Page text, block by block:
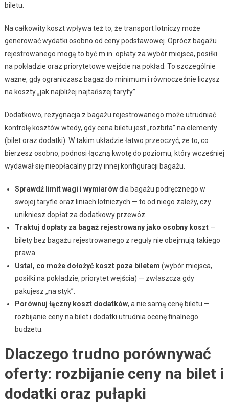
biletu.
Na całkowity koszt wpływa też to, że transport lotniczy może
generować wydatki osobno od ceny podstawowej. Oprócz bagażu
rejestrowanego mogą to być m.in. opłaty za wybór miejsca, posiłki
na pokładzie oraz priorytetowe wejście na pokład. To szczególnie
ważne, gdy ograniczasz bagaż do minimum i równocześnie liczysz
na koszty „jak najbliżej najtańszej taryfy”.
Dodatkowo, rezygnacja z bagażu rejestrowanego może utrudniać
kontrolę kosztów wtedy, gdy cena biletu jest „rozbita” na elementy
(bilet oraz dodatki). W takim układzie łatwo przeoczyć, że to, co
bierzesz osobno, podnosi łączną kwotę do poziomu, który wcześniej
wydawał się nieopłacalny przy innej konfiguracji bagażu.
Sprawdź limit wagi i wymiarówdla bagażu podręcznego w
swojej taryfie oraz liniach lotniczych — to od niego zależy, czy
unikniesz dopłat za dodatkowy przewóz.
Traktuj dopłaty za bagaż rejestrowany jako osobny koszt—
bilety bez bagażu rejestrowanego z reguły nie obejmują takiego
prawa.
Ustal, co może dołożyć koszt poza biletem (wybór miejsca,
posiłki na pokładzie, priorytet wejścia) — zwłaszcza gdy
pakujesz „na styk”.
Porównuj łączny koszt dodatków, a nie samą cenę biletu —
rozbijanie ceny na bilet i dodatki utrudnia ocenę finalnego
budżetu.
Dlaczego trudno porównywać
oferty: rozbijanie ceny na bilet i
dodatki oraz pułapki